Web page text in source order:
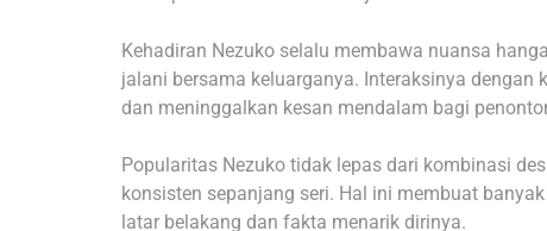
Kehadiran Nezuko selalu membawa nuansa
jalani bersama keluarganya. Interaksinya
dan meninggalkan kesan mendalam bagi
Popularitas Nezuko tidak lepas dari kombinasi
konsisten sepanjang seri. Hal ini membuat
latar belakang dan fakta menarik dirinya.